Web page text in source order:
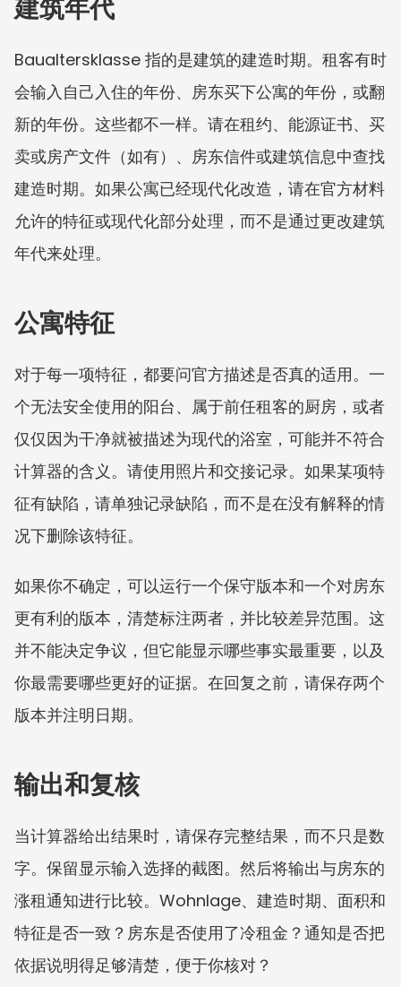
建筑年代
Baualtersklasse 指的是建筑的建造时期。租客有时
会输入自己入住的年份、房东买下公寓的年份，或翻
新的年份。这些都不一样。请在租约、能源证书、买
卖或房产文件（如有）、房东信件或建筑信息中查找
建造时期。如果公寓已经现代化改造，请在官方材料
允许的特征或现代化部分处理，而不是通过更改建筑
年代来处理。
公寓特征
对于每一项特征，都要问官方描述是否真的适用。一
个无法安全使用的阳台、属于前任租客的厨房，或者
仅仅因为干净就被描述为现代的浴室，可能并不符合
计算器的含义。请使用照片和交接记录。如果某项特
征有缺陷，请单独记录缺陷，而不是在没有解释的情
况下删除该特征。
如果你不确定，可以运行一个保守版本和一个对房东
更有利的版本，清楚标注两者，并比较差异范围。这
并不能决定争议，但它能显示哪些事实最重要，以及
你最需要哪些更好的证据。在回复之前，请保存两个
版本并注明日期。
输出和复核
当计算器给出结果时，请保存完整结果，而不只是数
字。保留显示输入选择的截图。然后将输出与房东的
涨租通知进行比较。Wohnlage、建造时期、面积和
特征是否一致？房东是否使用了冷租金？通知是否把
依据说明得足够清楚，便于你核对？